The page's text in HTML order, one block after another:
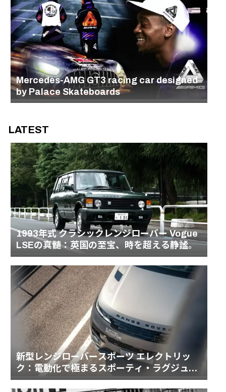
Mercedes-AMG GT3 racing car designed
by Palace Skateboards
LATEST
1993年式 クラシックレンジローバー Vogue
LSEの真髄：英国の至宝、時を超える静謐。
新型レンジローバースポーツ エレクトリッ
ク：電動化で極まるスポーティ・ラグジュア
リーの頂点